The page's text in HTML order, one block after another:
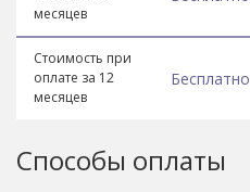
месяцев
Стоимость при
оплате за 12
месяцев
Бесплатно
Способы оплаты